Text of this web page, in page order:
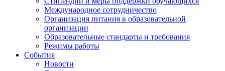
Международное сотрудничество
Организация питания в образовательной
организации
Образовательные стандарты и требования
Режимы работы
События
Новости